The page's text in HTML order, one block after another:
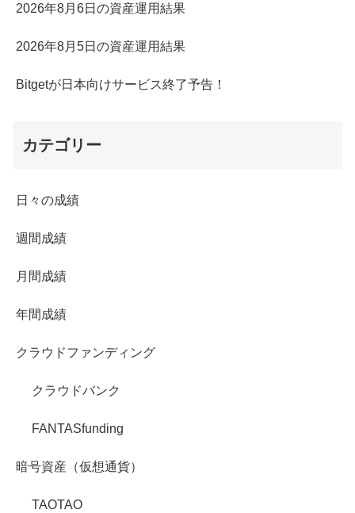
2026年8月6日の資産運用結果
2026年8月5日の資産運用結果
Bitgetが日本向けサービス終了予告！
カテゴリー
日々の成績
週間成績
月間成績
年間成績
クラウドファンディング
クラウドバンク
FANTASfunding
暗号資産（仮想通貨）
TAOTAO